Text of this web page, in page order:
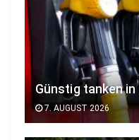
Günstig tanken
7. AUGUST 2026